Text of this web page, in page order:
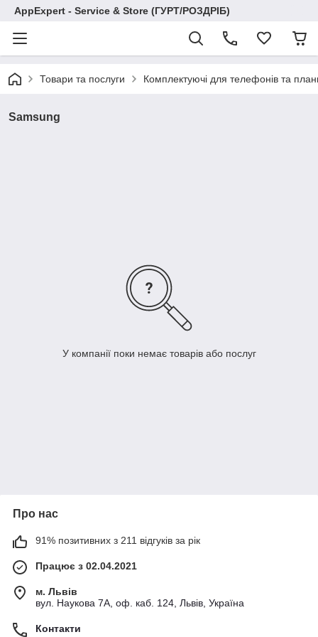
AppExpert - Service & Store (ГУРТ/РОЗДРІБ)
Товари та послуги Комплектуючі для телефонів та
Samsung
У компанії поки немає товарів або послуг
Про нас
91% позитивних з 211 відгуків за рік
Працює з 02.04.2021
м. Львів
вул. Наукова 7А, оф. каб. 124, Львів, Україна
Контакти